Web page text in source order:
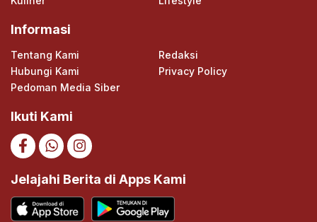
Informasi
Tentang Kami
Redaksi
Hubungi Kami
Privacy Policy
Pedoman Media Siber
Ikuti Kami
Jelajahi Berita di Apps Kami